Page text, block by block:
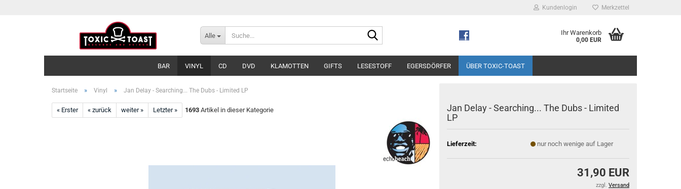
Kundenlogin Merkzettel
Alle Ihr Warenkorb
0,00 EUR
BAR VINYL CD DVD KLAMOTTEN GIFTS LESESTOFF EGERSDÖRFER ÜBER TOXIC-TOAST
Startseite » Vinyl » Jan Delay - Searching... The Dubs - Limited LP
« Erster « zurück weiter » Letzter » 1693 Artikel in dieser Kategorie
Jan Delay - Searching... The Dubs - Limited
LP
Lieferzeit: nur noch wenige auf Lager
31,90 EUR
zzgl. Versand